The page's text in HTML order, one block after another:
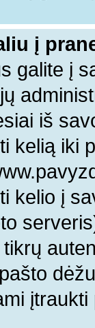
į
galite į
iš
kelią iki
kelio į